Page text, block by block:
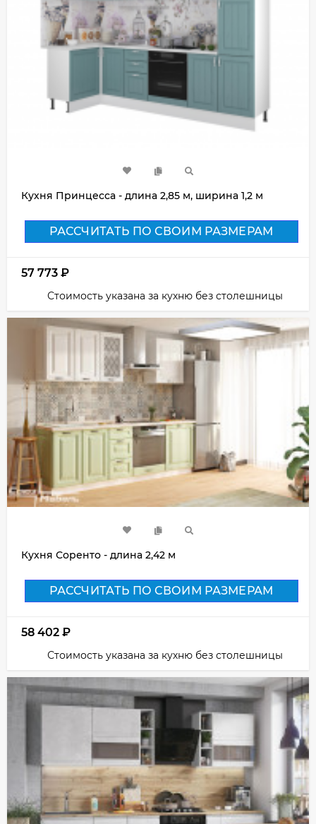
Кухня Принцесса - длина 2,85 м, ширина 1,2 м
РАССЧИТАТЬ ПО СВОИМ РАЗМЕРАМ
57 773 ₽
Стоимость указана за кухню без столешницы
Кухня Соренто - длина 2,42 м
РАССЧИТАТЬ ПО СВОИМ РАЗМЕРАМ
58 402 ₽
Стоимость указана за кухню без столешницы